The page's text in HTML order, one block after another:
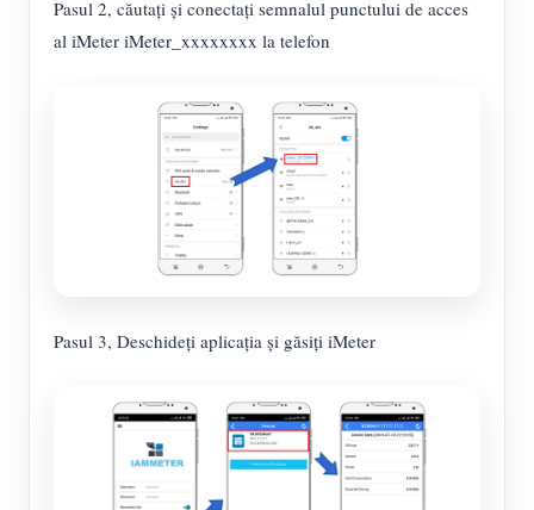
Pasul 2, căutați și conectați semnalul punctului de acces
al iMeter iMeter_xxxxxxxx la telefon
Pasul 3, Deschideți aplicația și găsiți iMeter